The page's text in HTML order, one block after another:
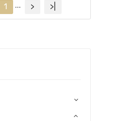
1 ... > >|